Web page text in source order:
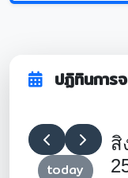
ปฏิทินการ
today
สิ